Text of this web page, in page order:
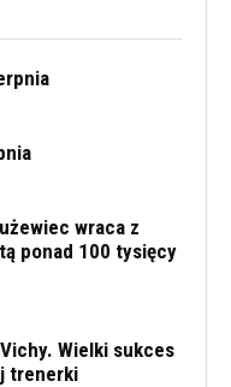
wraca z
ponad 100 tysięcy
Wielki sukces
trenerki